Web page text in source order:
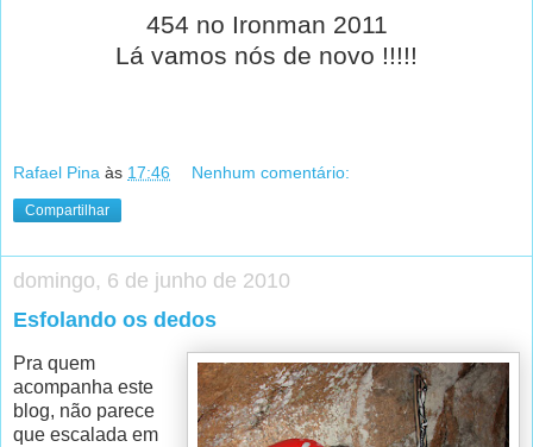
454 no Ironman 2011
Lá vamos nós de novo !!!!!
Rafael Pina às 17:46 Nenhum comentário:
Compartilhar
domingo, 6 de junho de 2010
Esfolando os dedos
Pra quem
acompanha este
blog, não parece
que escalada em